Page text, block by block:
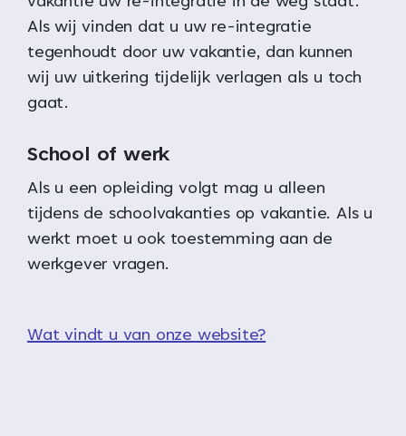
Als wij vinden dat u uw re-integratie
tegenhoudt door uw vakantie, dan kunnen
wij uw uitkering tijdelijk verlagen als u toch
gaat.
School of werk
Als u een opleiding volgt mag u alleen
tijdens de schoolvakanties op vakantie. Als u
werkt moet u ook toestemming aan de
werkgever vragen.
Wat vindt u van onze website?